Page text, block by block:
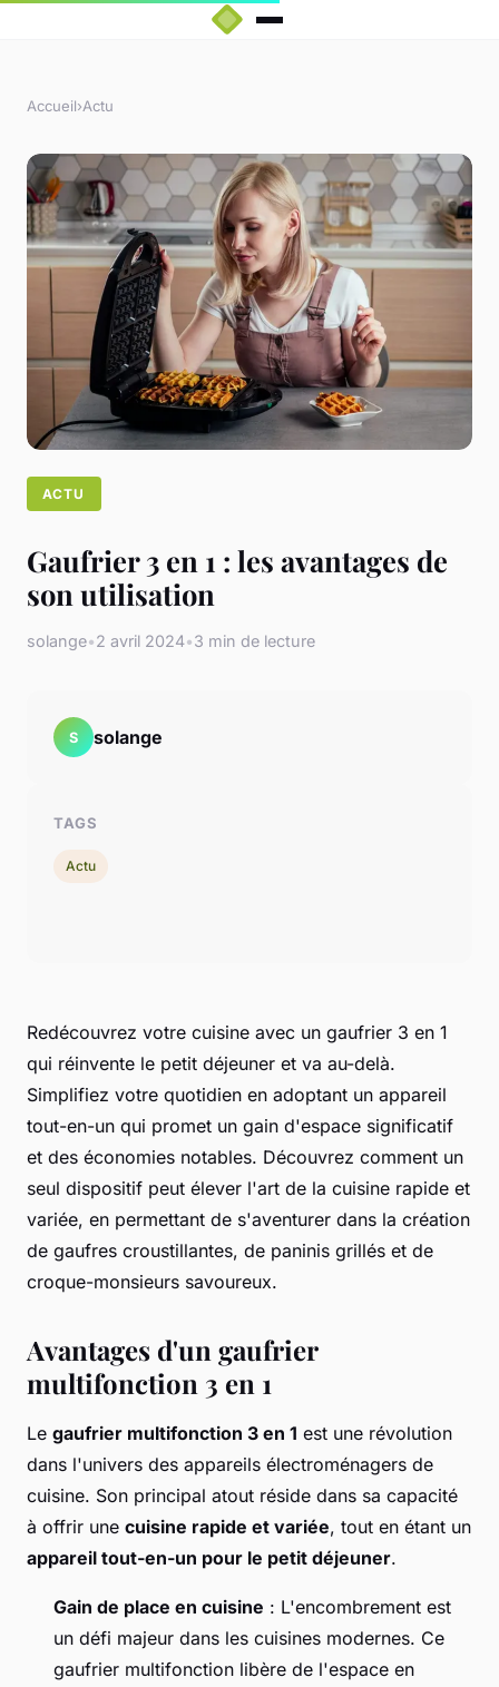
Accueil›Actu
ACTU
Gaufrier 3 en 1 : les avantages de
son utilisation
solange•2 avril 2024•3 min de lecture
Redécouvrez votre cuisine avec un gaufrier 3 en 1
qui réinvente le petit déjeuner et va au-delà.
Simplifiez votre quotidien en adoptant un appareil
tout-en-un qui promet un gain d'espace significatif
et des économies notables. Découvrez comment un
seul dispositif peut élever l'art de la cuisine rapide et
variée, en permettant de s'aventurer dans la création
de gaufres croustillantes, de paninis grillés et de
croque-monsieurs savoureux.
Avantages d'un gaufrier
multifonction 3 en 1
Le gaufrier multifonction 3 en 1 est une révolution
dans l'univers des appareils électroménagers de
cuisine. Son principal atout réside dans sa capacité
à offrir une cuisine rapide et variée, tout en étant un
appareil tout-en-un pour le petit déjeuner.
Gain de place en cuisine : L'encombrement est
un défi majeur dans les cuisines modernes. Ce
gaufrier multifonction libère de l'espace en
S solange
TAGS
Actu